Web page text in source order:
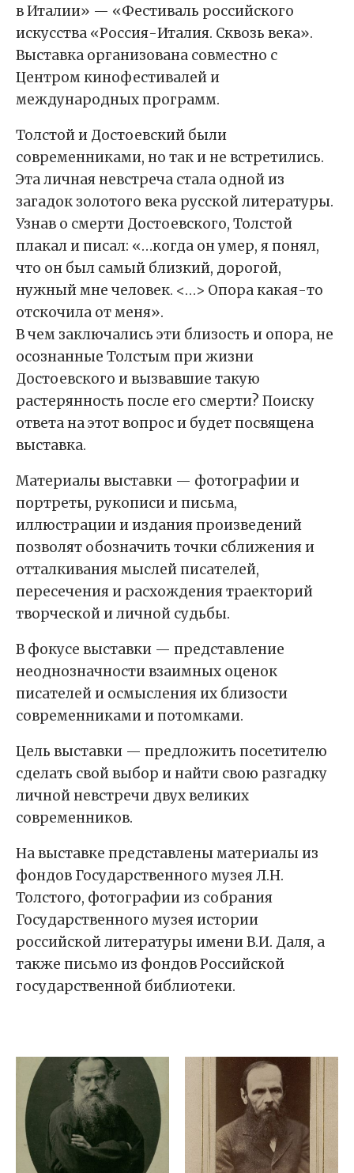
в Италии» — «Фестиваль российского
искусства «Россия-Италия. Сквозь века».
Выставка организована совместно с
Центром кинофестивалей и
международных программ.
Толстой и Достоевский были
современниками, но так и не встретились.
Эта личная невстреча стала одной из
загадок золотого века русской литературы.
Узнав о смерти Достоевского, Толстой
плакал и писал: «…когда он умер, я понял,
что он был самый близкий, дорогой,
нужный мне человек. <…> Опора какая-то
отскочила от меня».
В чем заключались эти близость и опора, не
осознанные Толстым при жизни
Достоевского и вызвавшие такую
растерянность после его смерти? Поиску
ответа на этот вопрос и будет посвящена
выставка.
Материалы выставки — фотографии и
портреты, рукописи и письма,
иллюстрации и издания произведений
позволят обозначить точки сближения и
отталкивания мыслей писателей,
пересечения и расхождения траекторий
творческой и личной судьбы.
В фокусе выставки — представление
неоднозначности взаимных оценок
писателей и осмысления их близости
современниками и потомками.
Цель выставки — предложить посетителю
сделать свой выбор и найти свою разгадку
личной невстречи двух великих
современников.
На выставке представлены материалы из
фондов Государственного музея Л.Н.
Толстого, фотографии из собрания
Государственного музея истории
российской литературы имени В.И. Даля, а
также письмо из фондов Российской
государственной библиотеки.